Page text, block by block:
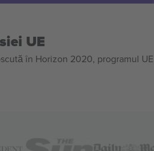
UE
în Horizon 2020, programul